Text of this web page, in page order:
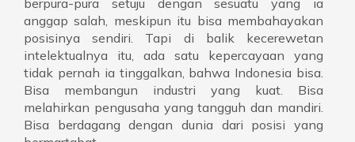
berpura-pura setuju dengan sesuatu yang ia
anggap salah, meskipun itu bisa membahayakan
posisinya sendiri. Tapi di balik kecerewetan
intelektualnya itu, ada satu kepercayaan yang
tidak pernah ia tinggalkan, bahwa Indonesia bisa.
Bisa membangun industri yang kuat. Bisa
melahirkan pengusaha yang tangguh dan mandiri.
Bisa berdagang dengan dunia dari posisi yang